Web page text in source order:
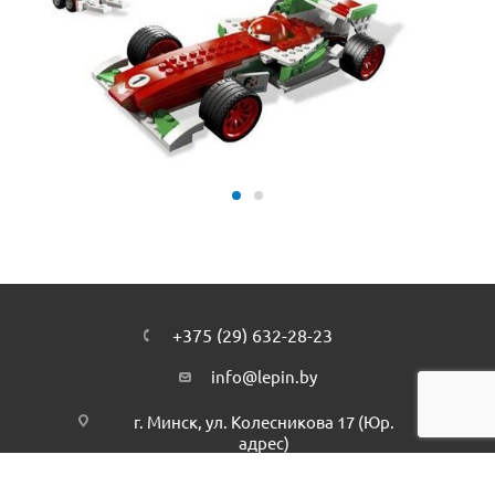
+375 (29) 632-28-23
info@lepin.by
г. Минск, ул. Колесникова 17 (Юр.
адрес)